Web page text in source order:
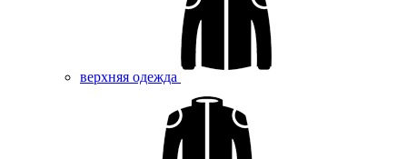
верхняя одежда